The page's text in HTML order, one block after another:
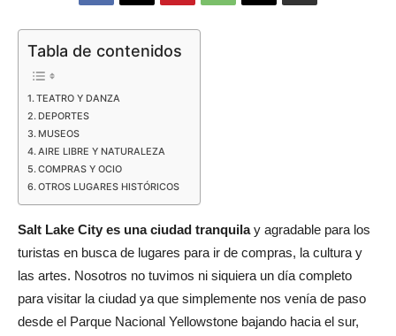
Tabla de contenidos
TEATRO Y DANZA
DEPORTES
MUSEOS
AIRE LIBRE Y NATURALEZA
COMPRAS Y OCIO
OTROS LUGARES HISTÓRICOS
Salt Lake City es una ciudad tranquilay agradable para los
turistas en busca de lugares para ir de compras, la cultura y
las artes. Nosotros no tuvimos ni siquiera un día completo
para visitar la ciudad ya que simplemente nos venía de paso
desde el Parque Nacional Yellowstone bajando hacia el sur,